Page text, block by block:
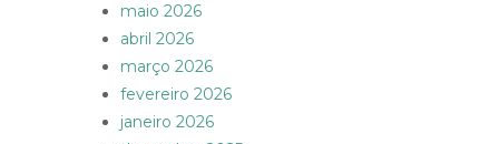
maio 2026
abril 2026
março 2026
fevereiro 2026
janeiro 2026